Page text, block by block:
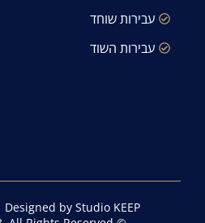
עבירות שוחד
עבירות השוד
Designed by Studio KEEP